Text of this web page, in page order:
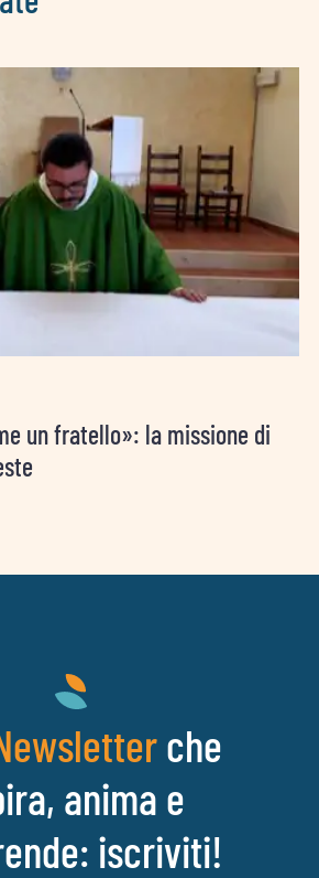
un fratello»: la missione di
che
anima e
iscriviti!